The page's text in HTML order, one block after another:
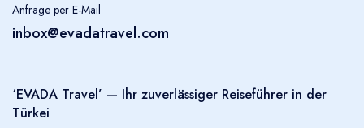
Anfrage per E-Mail
inbox@evadatravel.com
‘EVADA Travel’ — Ihr zuverlässiger Reiseführer in der
Türkei